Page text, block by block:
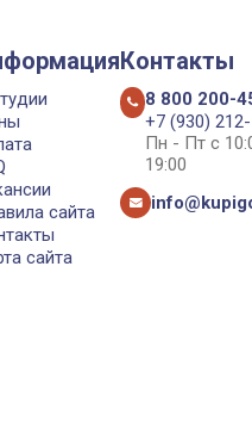
сайта
сайта
Контакты
8 800 200-
+7 (930)
Пн - Пт с
19:00